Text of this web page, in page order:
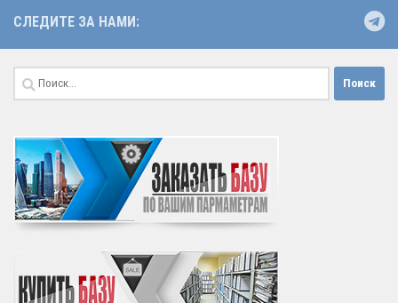
СЛЕДИТЕ ЗА НАМИ:
Найти: